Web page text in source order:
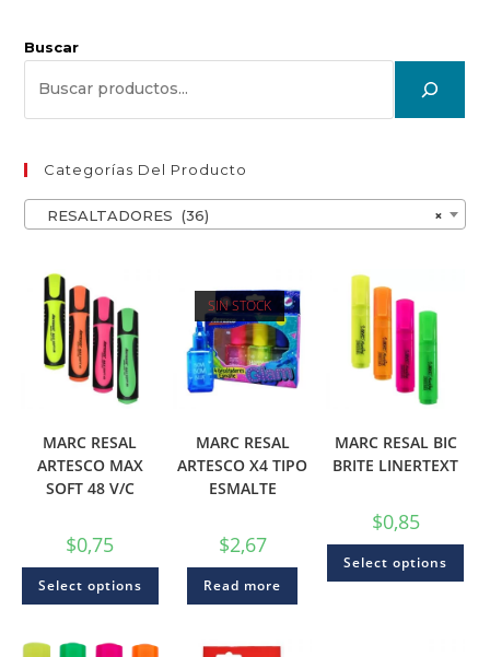
Buscar
Categorías Del Producto
×
RESALTADORES (36)
MARC RESAL
ARTESCO MAX
SOFT 48 V/C
$0,75
Select options
SIN STOCK
MARC RESAL
ARTESCO X4 TIPO
ESMALTE
$2,67
Read more
MARC RESAL BIC
BRITE LINERTEXT
$0,85
Select options